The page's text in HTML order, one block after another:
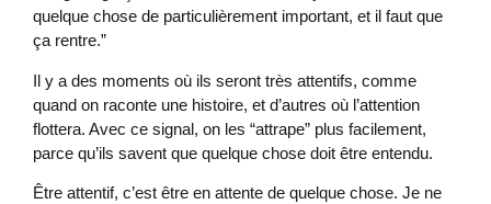
quelque chose de particulièrement important, et il faut que
ça rentre.”
Il y a des moments où ils seront très attentifs, comme
quand on raconte une histoire, et d’autres où l’attention
flottera. Avec ce signal, on les “attrape” plus facilement,
parce qu’ils savent que quelque chose doit être entendu.
Être attentif, c’est être en attente de quelque chose. Je ne